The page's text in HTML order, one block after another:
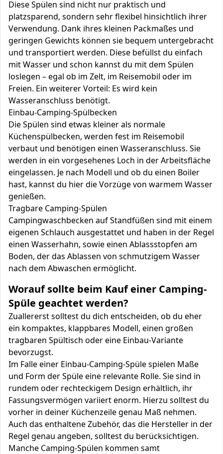
Diese Spülen sind nicht nur praktisch und
platzsparend, sondern sehr flexibel hinsichtlich ihrer
Verwendung. Dank ihres kleinen Packmaßes und
geringen Gewichts können sie bequem untergebracht
und transportiert werden. Diese befüllst du einfach
mit Wasser und schon kannst du mit dem Spülen
loslegen – egal ob im Zelt, im Reisemobil oder im
Freien. Ein weiterer Vorteil: Es wird kein
Wasseranschluss benötigt.
Einbau-Camping-Spülbecken
Die Spülen sind etwas kleiner als normale
Küchenspülbecken, werden fest im Reisemobil
verbaut und benötigen einen Wasseranschluss. Sie
werden in ein vorgesehenes Loch in der Arbeitsfläche
eingelassen. Je nach Modell und ob du einen Boiler
hast, kannst du hier die Vorzüge von warmem Wasser
genießen.
Tragbare Camping-Spülen
Campingwaschbecken auf Standfüßen sind mit einem
eigenen Schlauch ausgestattet und haben in der Regel
einen Wasserhahn, sowie einen Ablassstopfen am
Boden, der das Ablassen von schmutzigem Wasser
nach dem Abwaschen ermöglicht.
Worauf sollte beim Kauf einer Camping-
Spüle geachtet werden?
Zuallererst solltest du dich entscheiden, ob du eher
ein kompaktes, klappbares Modell, einen großen
tragbaren Spültisch oder eine Einbau-Variante
bevorzugst.
Im Falle einer Einbau-Camping-Spüle spielen Maße
und Form der Spüle eine relevante Rolle. Sie sind in
rundem oder rechteckigem Design erhältlich, ihr
Fassungsvermögen variiert enorm. Hierzu solltest du
vorher in deiner Küchenzeile genau Maß nehmen.
Auch das enthaltene Zubehör, das die Hersteller in der
Regel genau angeben, solltest du berücksichtigen.
Manche Camping-Spülen kommen samt